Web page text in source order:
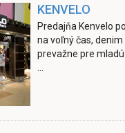
KENVELO
Predajňa Kenvelo
na voľný čas,
prevažne pre